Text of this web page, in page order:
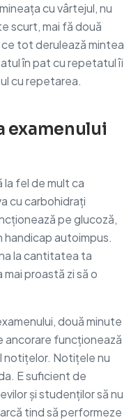
cu vârtejul, nu
scurt, mai fă două
tot derulează mintea
în pat cu repetatul îi
cu repetarea.
examenului
la fel de mult ca
cu carbohidrați
pe glucoză,
handicap autoimpus.
la cantitatea ta
proastă zi să o
două minute
ancorare funcționează
notițelor. Notițele nu
E suficient de
și studenților să nu
tind să performeze